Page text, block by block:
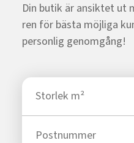
Din butik är ansiktet ut
ren för bästa möjliga
personlig genomgång!